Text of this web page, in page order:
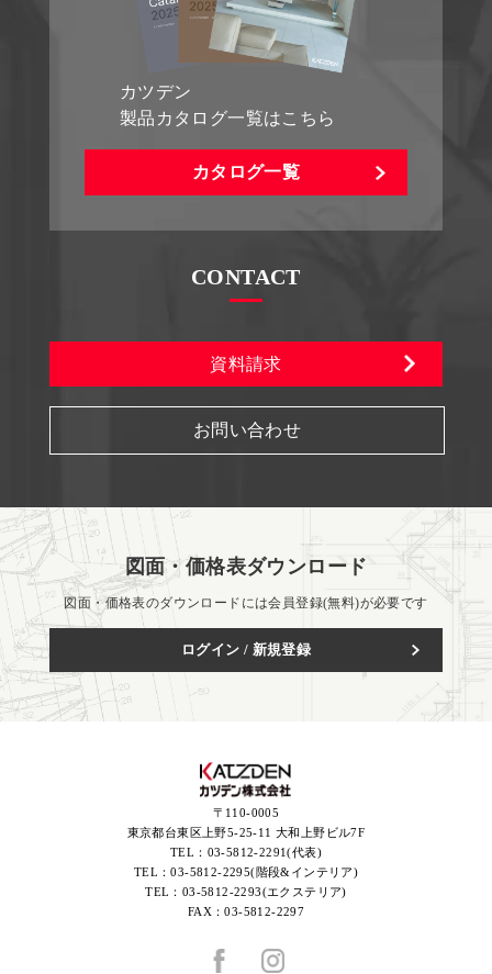
カツデン
製品カタログ一覧はこちら
カタログ一覧
CONTACT
資料請求
お問い合わせ
図面・価格表ダウンロード
図面・価格表のダウンロードには会員登録(無料)が必要です
ログイン / 新規登録
〒110-0005
東京都台東区上野5-25-11 大和上野ビル7F
TEL： 03-5812-2291(代表)
TEL：03-5812-2295(階段&インテリア)
TEL： 03-5812-2293(エクステリア)
FAX：03-5812-2297